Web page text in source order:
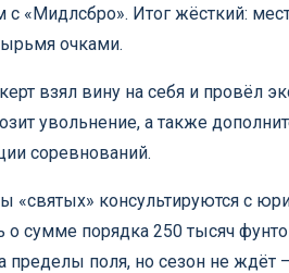
«Мидлсбро». Итог жёсткий:
очками.
взял вину на себя и провёл
увольнение, а также
соревнований.
«святых» консультируются с
сумме порядка 250 тысяч
поля, но сезон не ждёт